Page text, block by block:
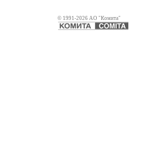
© 1991-2026 АО "Комита"